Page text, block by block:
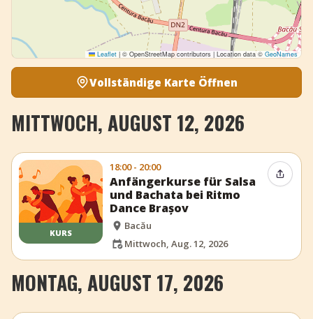
Leaflet | © OpenStreetMap contributors | Location data © GeoNames
Vollständige Karte Öffnen
MITTWOCH, AUGUST 12, 2026
KURS
18:00 - 20:00
Anfängerkurse für Salsa
und Bachata bei Ritmo
Dance Brașov
Bacău
Mittwoch, Aug. 12, 2026
Event
MONTAG, AUGUST 17, 2026